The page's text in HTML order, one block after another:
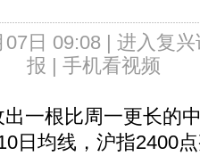
日 09:08 | 进入复兴
报 | 手机看视频
根比周一更长的
日均线，沪指2400